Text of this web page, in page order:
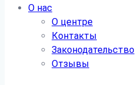
О нас
О центре
Контакты
Законодательство
Отзывы